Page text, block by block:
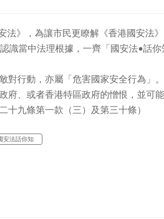
法》，為讓市民更瞭解《香港國安法
識當中法理根據，一齊「國安法•話你
行動，亦屬「危害國家安全行為」。
府、或者香港特區政府的憎恨，並可
九條第一款（三）及第三十條）
安法話你知